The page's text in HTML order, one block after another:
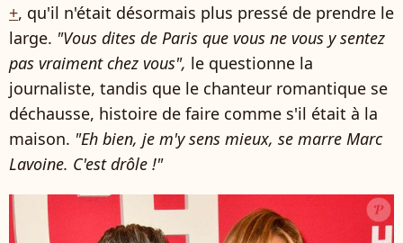
+, qu'il n'était désormais plus pressé de prendre le
large. "Vous dites de Paris que vous ne vous y sentez
pas vraiment chez vous", le questionne la
journaliste, tandis que le chanteur romantique se
déchausse, histoire de faire comme s'il était à la
maison. "Eh bien, je m'y sens mieux, se marre Marc
Lavoine. C'est drôle !"